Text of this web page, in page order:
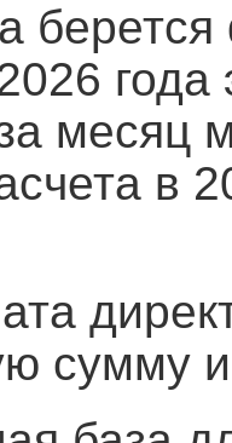
месяц
в
сумму